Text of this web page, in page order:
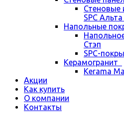
Стеновые
SPC
Напольные
Стэп
SPC-
Керамогранит
Kerama
Акции
Как купить
О компании
Контакты